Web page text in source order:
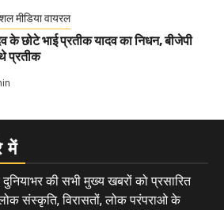
मीडिया वायरल
छोटे भाई प्रतीक यादव का निधन, बीजेपी
प्रतीक
में
की सभी मुख्य खबरों को प्रसारित
संस्कृति, विरासतों, लोक परंपराओ के